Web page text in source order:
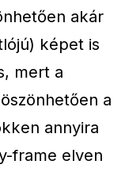
akár
képet is
mert a
a
annyira
frame elven